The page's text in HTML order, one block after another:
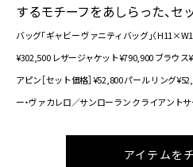
するモチーフをあしらった、セ
バッグ「ギャビー ヴァニティバッグ」〈
¥302,500 レザージャケット¥790,900 ブラウ
アピン［セット価格］¥52,800 パール リング
ー・ヴァカレロ／サンローラン クライアントサ
アイテムを